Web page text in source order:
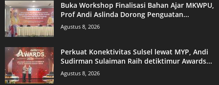
Buka Workshop Finalisasi Bahan Ajar MKWPU,
Prof Andi Aslinda Dorong Penguatan...
Agustus 8, 2026
Perkuat Konektivitas Sulsel lewat MYP, Andi
Sudirman Sulaiman Raih detiktimur Awards...
Agustus 8, 2026